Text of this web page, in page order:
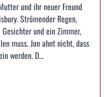
und ihr neuer Freund
Strömender Regen,
und ein Zimmer,
muss. Jon ahnt nicht, dass
werden. D...